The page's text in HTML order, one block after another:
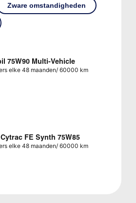
Zware omstandigheden
75W90 Multi-Vehicle
elke 48 maanden/ 60000 km
FE Synth 75W85
elke 48 maanden/ 60000 km